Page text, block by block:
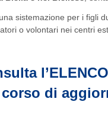
sistemazione per i
o volontari nei centri
di